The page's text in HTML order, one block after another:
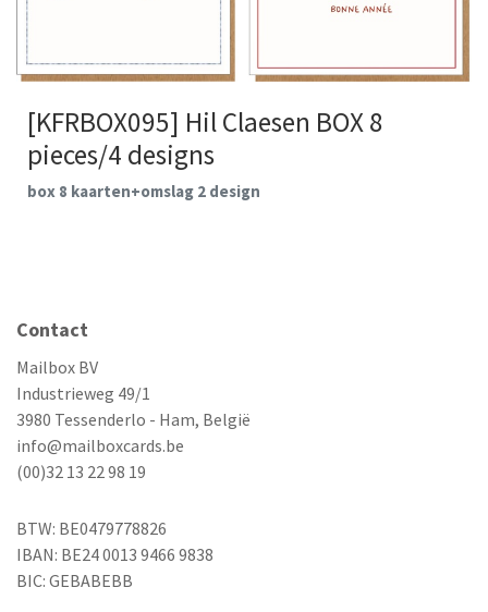
[KFRBOX095] Hil Claesen BOX 8
pieces/4 designs
box 8 kaarten+omslag 2 design
Contact
Mailbox BV
Industrieweg 49/1
3980 Tessenderlo - Ham, België
info@mailboxcards.be
(00)32 13 22 98 19
BTW: BE0479778826
IBAN: BE24 0013 9466 9838
BIC: GEBABEBB